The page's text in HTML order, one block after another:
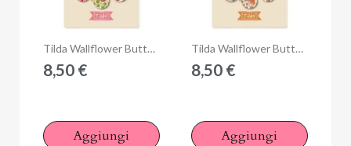
Anteprima Tilda Wallflower Buttons, 8 Bottoni da 16mm Rossi/Verdi
8,50 €
Aggiungi
Anteprima Tilda Wallflower Buttons, 8 Bottoni da 16mm Blu/Lilla
8,50 €
Aggiungi